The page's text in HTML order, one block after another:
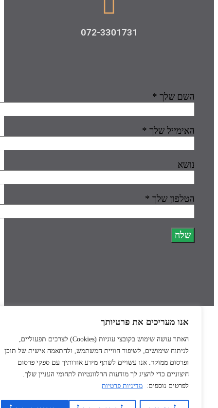
אנו מעריכים את פרטיותך
האתר עושה שימוש בקובצי עוגיות (Cookies)לצרכים תפעוליים,
לניתוח שימושים, לשיפור חוויית המשתמש, ולהתאמה אישית של תוכן
ופרסום ממוקד. אנו עשויים לשתף מידע אודותיך עם ספקי פרסום
חיצוניים כדי להציג לך מודעות הרלוונטיות לתחומי העניין שלך.
לפרטים נוספים:מדיניות פרטיות
072-3301731
השם שלך *
האימייל שלך *
נושא
הטלפון שלך *